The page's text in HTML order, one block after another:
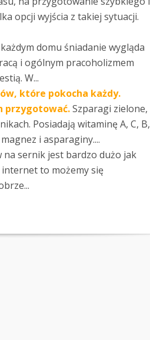
opcji wyjścia z takiej sytuacji.
domu śniadanie wygląda
i ogólnym pracoholizmem
W...
które pokocha każdy.
przygotować.Szparagi zielone,
Posiadają witaminę A, C, B,
i asparaginy....
na sernik jest bardzo dużo jak
to możemy się